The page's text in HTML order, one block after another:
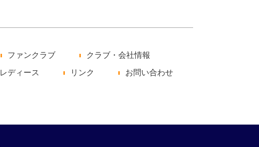
ファンクラブ クラブ・会社情報
レディース リンク お問い合わせ